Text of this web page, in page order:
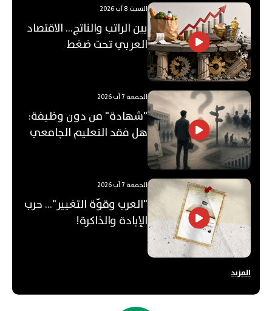
السبت 8 آب 2026
بين الراتب والناتج… الاقتصاد
العربي تحت ضغط
الجمعة 7 آب 2026
"شهادة" من دون وظيفة:
هل فقد التعليم الجامعي
الجمعة 7 آب 2026
"العرب وقوّة التغيير"... حرب
الإبادة والذاكرة!
المزيد